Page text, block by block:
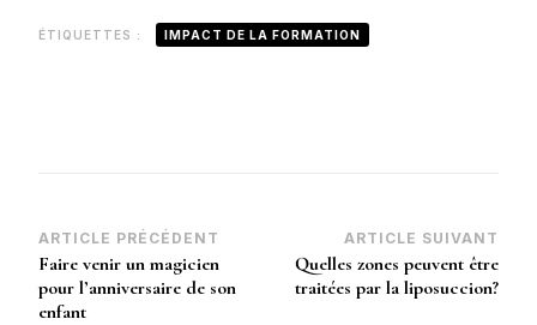
ÉTIQUETTES : IMPACT DE LA FORMATION
Navigation
d’article
ARTICLE PRÉCÉDENT
Faire venir un magicien
pour l’anniversaire de son
enfant
ARTICLE SUIVANT
Quelles zones peuvent être
traitées par la liposuccion?